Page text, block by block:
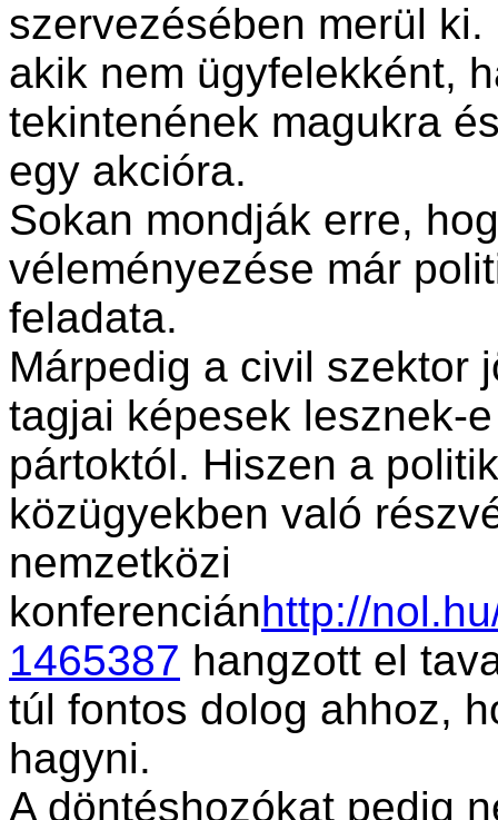
szervezésében merül
akik nem ügyfelekként,
tekintenének magukra
egy akcióra.
Sokan mondják erre,
véleményezése már
feladata.
Márpedig a civil szektor
tagjai képesek lesznek-
pártoktól. Hiszen a
közügyekben való
nemzetközi
konferenciánhttp://
1465387 hangzott el
túl fontos dolog ahhoz,
hagyni.
A döntéshozókat pedig